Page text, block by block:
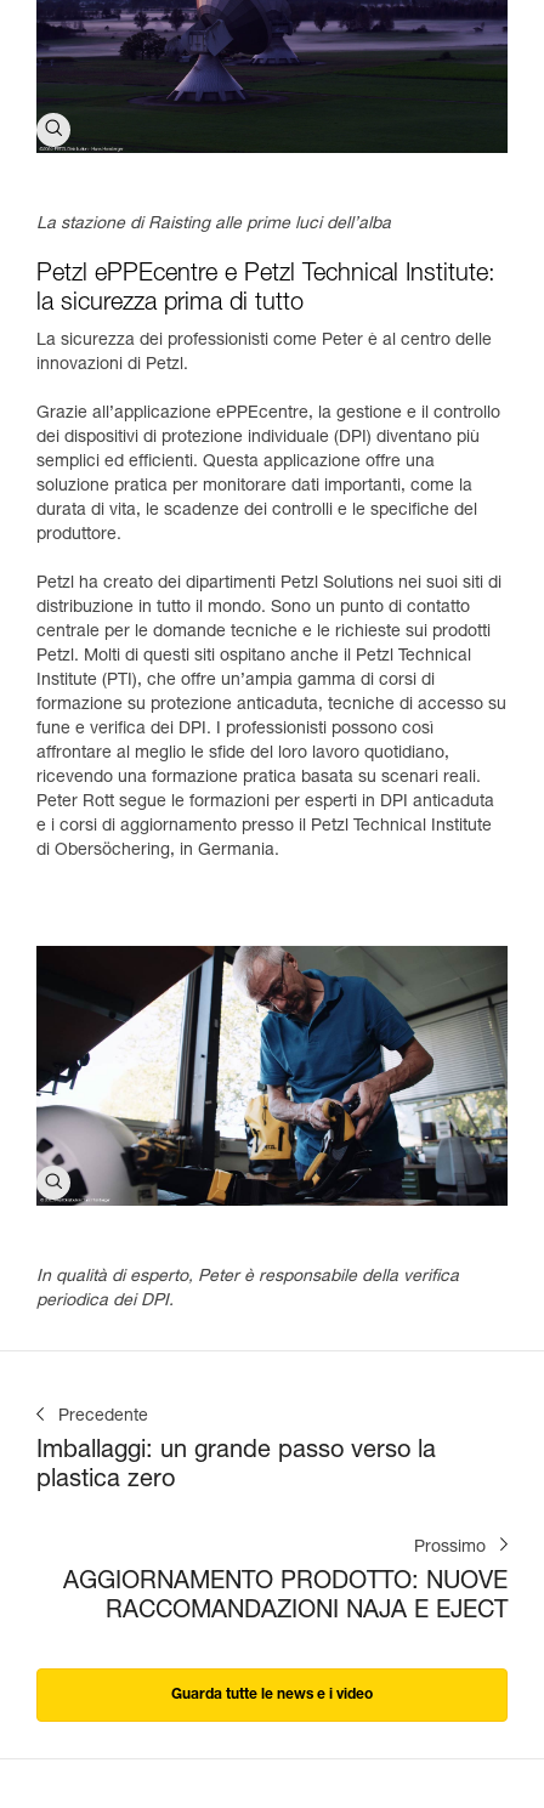
La stazione di Raisting alle prime luci dell’alba​
Petzl ePPEcentre e Petzl Technical Institute:
la sicurezza prima di tutto
La sicurezza dei professionisti come Peter è al centro delle
innovazioni di Petzl.
Grazie all’applicazione ePPEcentre, la gestione e il controllo
dei dispositivi di protezione individuale (DPI) diventano più
semplici ed efficienti. Questa applicazione offre una
soluzione pratica per monitorare dati importanti, come la
durata di vita, le scadenze dei controlli e le specifiche del
produttore.
Petzl ha creato dei dipartimenti Petzl Solutions nei suoi siti di
distribuzione in tutto il mondo. Sono un punto di contatto
centrale per le domande tecniche e le richieste sui prodotti
Petzl. Molti di questi siti ospitano anche il Petzl Technical
Institute (PTI), che offre un’ampia gamma di corsi di
formazione su protezione anticaduta, tecniche di accesso su
fune e verifica dei DPI. I professionisti possono così
affrontare al meglio le sfide del loro lavoro quotidiano,
ricevendo una formazione pratica basata su scenari reali.
Peter Rott segue le formazioni per esperti in DPI anticaduta
e i corsi di aggiornamento presso il Petzl Technical Institute
di Obersöchering, in Germania.
In qualità di esperto, Peter è responsabile della verifica
periodica dei DPI.
Precedente
Imballaggi: un grande passo verso la
plastica zero
Prossimo
AGGIORNAMENTO PRODOTTO: NUOVE
RACCOMANDAZIONI NAJA E EJECT
Guarda tutte le news e i video